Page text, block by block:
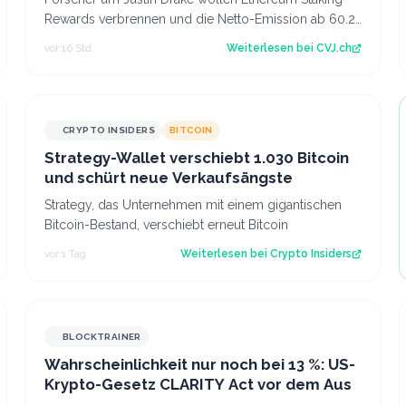
Rewards verbrennen und die Netto-Emission ab 60.25
vor 16 Std. Weiterlesen bei CVJ.ch
CRYPTO INSIDERS BITCOIN
Strategy-Wallet verschiebt 1.030 Bitcoin
und schürt neue Verkaufsängste
Strategy, das Unternehmen mit einem gigantischen
Bitcoin-Bestand, verschiebt erneut Bitcoin
vor 1 Tag Weiterlesen bei Crypto Insiders
BLOCKTRAINER
Wahrscheinlichkeit nur noch bei 13 %: US-
Krypto-Gesetz CLARITY Act vor dem Aus